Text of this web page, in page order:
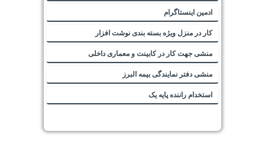
قالب بندی و آرماتور بندی
ادمین اینستاگرام
کار در منزل ویژه بسته بندی نوشت افزار
منشی جهت کار در کابینت و معماری داخلی
منشی دفتر نمایندگی بیمه البرز